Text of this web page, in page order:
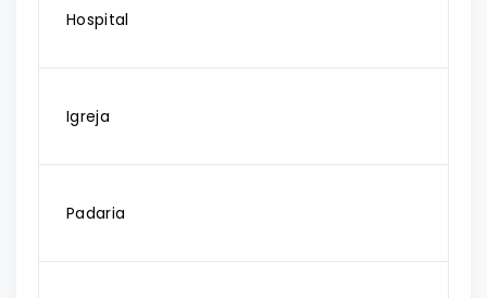
Hospital
Igreja
Padaria